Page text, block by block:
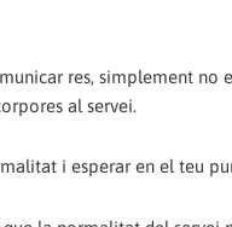
res, simplement no
al servei.
i esperar en el teu